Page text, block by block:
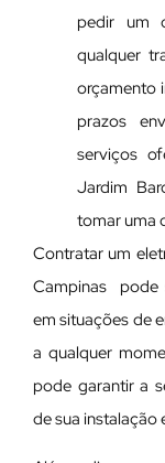
pedir um
qualquer
orçamento
prazos
serviços
Jardim
tomar uma
Contratar um
Campinas pode
em situações de
a qualquer
pode garantir a
de sua instalação